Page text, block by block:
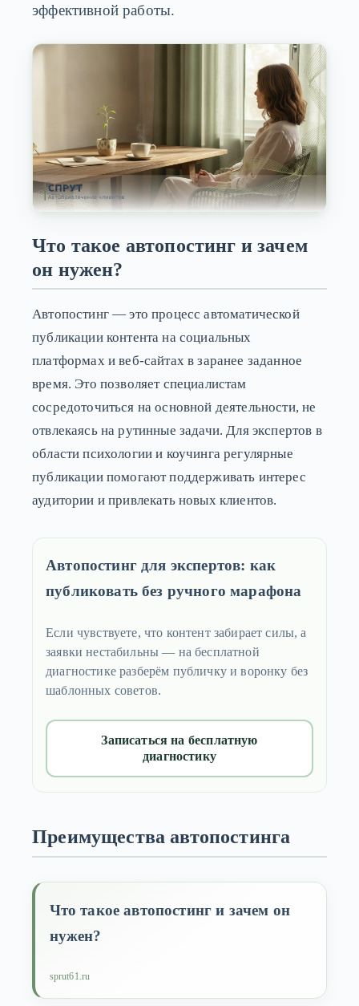
эффективной работы.
Что такое автопостинг и зачем
он нужен?
Автопостинг — это процесс автоматической
публикации контента на социальных
платформах и веб-сайтах в заранее заданное
время. Это позволяет специалистам
сосредоточиться на основной деятельности, не
отвлекаясь на рутинные задачи. Для экспертов в
области психологии и коучинга регулярные
публикации помогают поддерживать интерес
аудитории и привлекать новых клиентов.
Автопостинг для экспертов: как
публиковать без ручного марафона
Если чувствуете, что контент забирает силы, а
заявки нестабильны — на бесплатной
диагностике разберём публичку и воронку без
шаблонных советов.
Записаться на бесплатную
диагностику
Преимущества автопостинга
Что такое автопостинг и зачем он
нужен?
sprut61.ru